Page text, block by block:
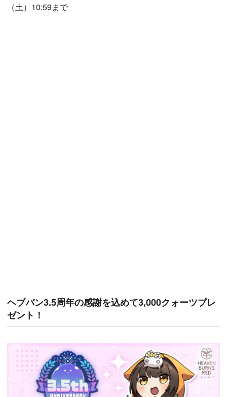
（土）10:59まで
ヘブバン3.5周年の感謝を込めて3,000クォーツプレ
ゼント！